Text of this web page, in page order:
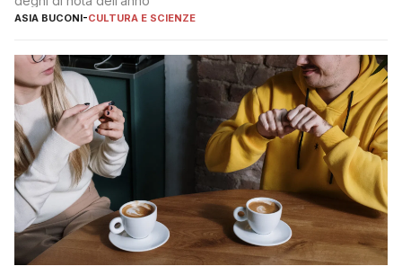
ASIA BUCONI-CULTURA E SCIENZE